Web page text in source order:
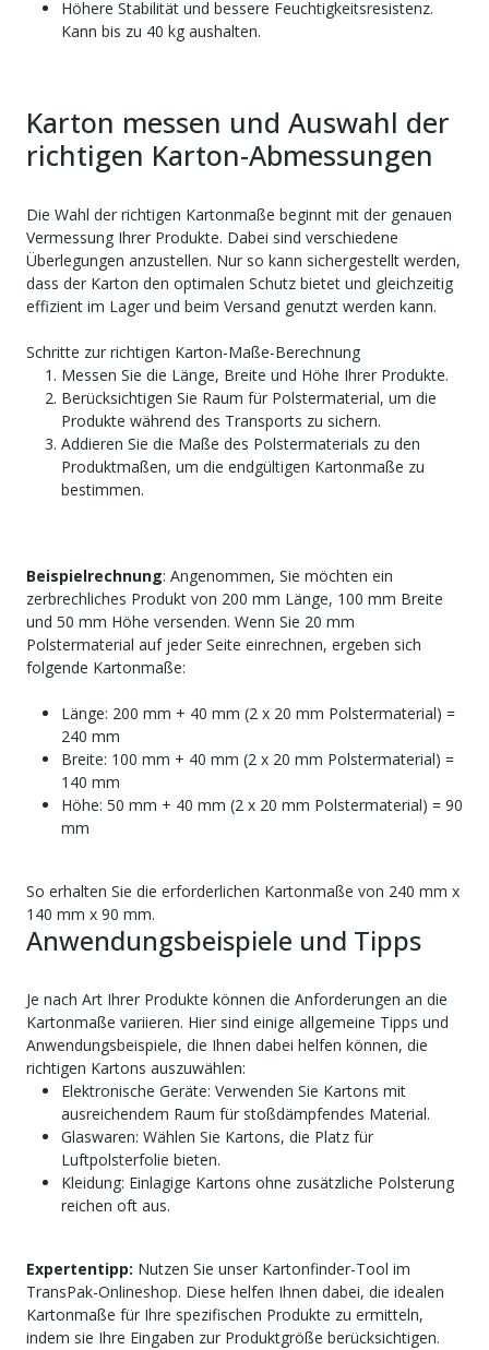
Höhere Stabilität und bessere Feuchtigkeitsresistenz.
Kann bis zu 40 kg aushalten.
Karton messen und Auswahl der
richtigen Karton-Abmessungen
Die Wahl der richtigen Kartonmaße beginnt mit der genauen
Vermessung Ihrer Produkte. Dabei sind verschiedene
Überlegungen anzustellen. Nur so kann sichergestellt werden,
dass der Karton den optimalen Schutz bietet und gleichzeitig
effizient im Lager und beim Versand genutzt werden kann.
Schritte zur richtigen Karton-Maße-Berechnung
Messen Sie die Länge, Breite und Höhe Ihrer Produkte.
Berücksichtigen Sie Raum für Polstermaterial, um die
Produkte während des Transports zu sichern.
Addieren Sie die Maße des Polstermaterials zu den
Produktmaßen, um die endgültigen Kartonmaße zu
bestimmen.
Beispielrechnung: Angenommen, Sie möchten ein
zerbrechliches Produkt von 200 mm Länge, 100 mm Breite
und 50 mm Höhe versenden. Wenn Sie 20 mm
Polstermaterial auf jeder Seite einrechnen, ergeben sich
folgende Kartonmaße:
Länge: 200 mm + 40 mm (2 x 20 mm Polstermaterial) =
240 mm
Breite: 100 mm + 40 mm (2 x 20 mm Polstermaterial) =
140 mm
Höhe: 50 mm + 40 mm (2 x 20 mm Polstermaterial) = 90
mm
So erhalten Sie die erforderlichen Kartonmaße von 240 mm x
140 mm x 90 mm.
Anwendungsbeispiele und Tipps
Je nach Art Ihrer Produkte können die Anforderungen an die
Kartonmaße variieren. Hier sind einige allgemeine Tipps und
Anwendungsbeispiele, die Ihnen dabei helfen können, die
richtigen Kartons auszuwählen:
Elektronische Geräte: Verwenden Sie Kartons mit
ausreichendem Raum für stoßdämpfendes Material.
Glaswaren: Wählen Sie Kartons, die Platz für
Luftpolsterfolie bieten.
Kleidung: Einlagige Kartons ohne zusätzliche Polsterung
reichen oft aus.
Expertentipp: Nutzen Sie unser Kartonfinder-Tool im
TransPak-Onlineshop. Diese helfen Ihnen dabei, die idealen
Kartonmaße für Ihre spezifischen Produkte zu ermitteln,
indem sie Ihre Eingaben zur Produktgröße berücksichtigen.